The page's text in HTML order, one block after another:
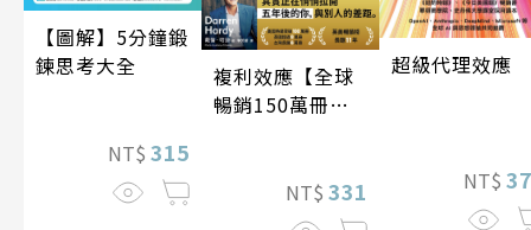
【圖解】5分鐘鍛
鍊思考大全
NT$ 315
複利效應【全球
暢銷150萬冊・
NT$ 331
超級代理效應
NT$